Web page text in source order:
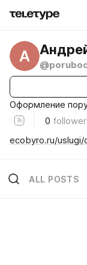
А
Оформление
0
ecobyro.ru/
ALL POSTS